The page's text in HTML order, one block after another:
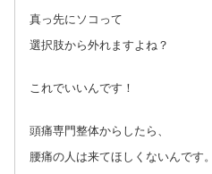
真っ先にソコって
選択肢から外れますよね？
これでいいんです！
頭痛専門整体からしたら、
腰痛の人は来てほしくないんです。